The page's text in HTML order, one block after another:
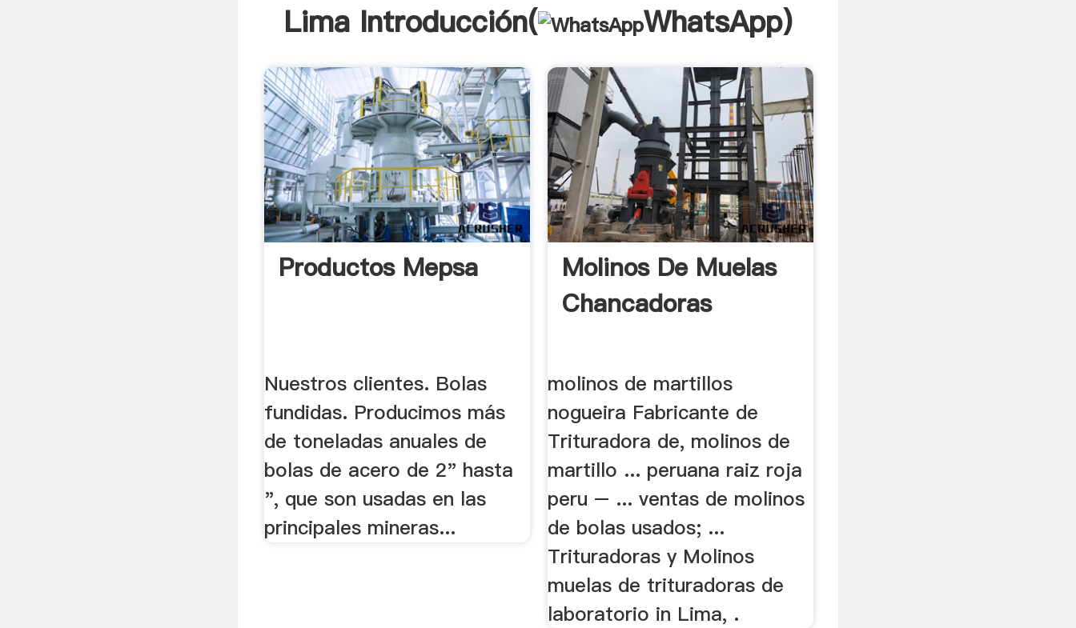
Lima Introducción(
WhatsApp)
Productos Mepsa
Nuestros clientes. Bolas
fundidas. Producimos más
de toneladas anuales de
bolas de acero de 2" hasta
", que son usadas en las
principales mineras...
Molinos De Muelas
Chancadoras
molinos de martillos
nogueira Fabricante de
Trituradora de, molinos de
martillo ... peruana raiz roja
peru – ... ventas de molinos
de bolas usados; ...
Trituradoras y Molinos
muelas de trituradoras de
laboratorio in Lima, .